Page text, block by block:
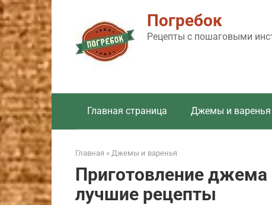
Перейти
к
контенту
Погребок
Рецепты с пошаговыми
Главная страница Джемы и варенья
Главная » Джемы и варенья
Приготовление
лучшие рецепты